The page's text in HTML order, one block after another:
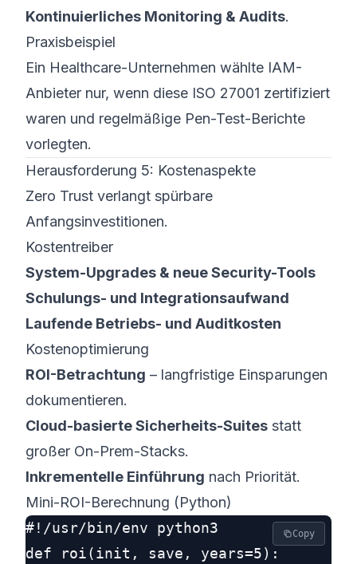
Kontinuierliches Monitoring & Audits.
Praxisbeispiel
Ein Healthcare-Unternehmen wählte IAM-
Anbieter nur, wenn diese ISO 27001 zertifiziert
waren und regelmäßige Pen-Test-Berichte
vorlegten.
Herausforderung 5: Kostenaspekte
Zero Trust verlangt spürbare
Anfangsinvestitionen.
Kostentreiber
System-Upgrades & neue Security-Tools
Schulungs- und Integrationsaufwand
Laufende Betriebs- und Auditkosten
Kostenoptimierung
ROI-Betrachtung – langfristige Einsparungen
dokumentieren.
Cloud-basierte Sicherheits-Suites statt
großer On-Prem-Stacks.
Inkrementelle Einführung nach Priorität.
Mini-ROI-Berechnung (Python)
#!/usr/bin/env python3
def roi(init, save, years=5):
Copy